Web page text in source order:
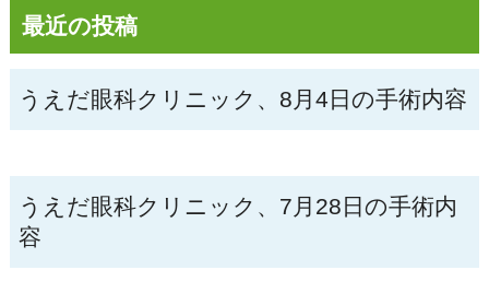
最近の投稿
うえだ眼科クリニック、8月4日の手術内容
うえだ眼科クリニック、7月28日の手術内
容